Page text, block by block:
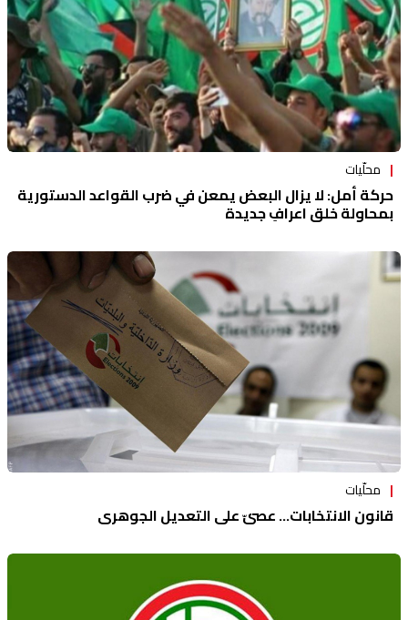
محلّيات
حركة أمل: لا يزال البعض يمعن في ضرب القواعد الدستورية
بمحاولة خلق اعرافٍ جديدة
محلّيات
قانون الانتخابات... عصيّ على التعديل الجوهري